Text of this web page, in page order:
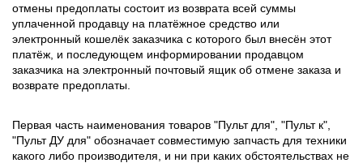
отмены предоплаты состоит из возврата всей суммы
уплаченной продавцу на платёжное средство или
электронный кошелёк заказчика с которого был внесён этот
платёж, и последующем информировании продавцом
заказчика на электронный почтовый ящик об отмене заказа и
возврате предоплаты.
Первая часть наименования товаров "Пульт для", "Пульт к",
"Пульт ДУ для" обозначает совместимую запчасть для техники
какого либо производителя, и ни при каких обстоятельствах не